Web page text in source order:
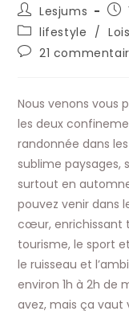
Auteur/autrice
de
la
publication :
Lesjums
Post
category:
lifestyle /
Commentaires
publication :
21
Nous venons vous
les deux
randonnée dans
sublime paysages,
surtout en
pouvez venir dans
cœur, enrichissant
tourisme, le sport
le ruisseau et
environ 1h à 2h de
avez, mais ça vaut